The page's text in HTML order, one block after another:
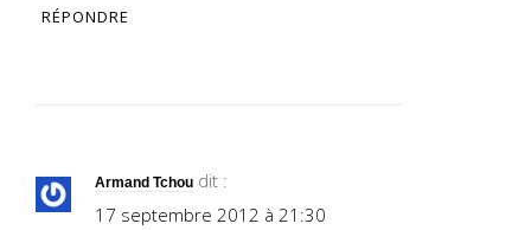
RÉPONDRE
Armand Tchou dit :
17 septembre 2012 à 21:30